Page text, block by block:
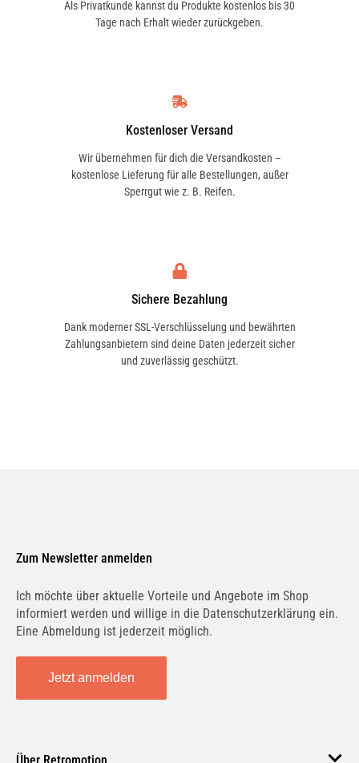
Als Privatkunde kannst du Produkte kostenlos bis 30
Tage nach Erhalt wieder zurückgeben.
Kostenloser Versand
Wir übernehmen für dich die Versandkosten –
kostenlose Lieferung für alle Bestellungen, außer
Sperrgut wie z. B. Reifen.
Sichere Bezahlung
Dank moderner SSL-Verschlüsselung und bewährten
Zahlungsanbietern sind deine Daten jederzeit sicher
und zuverlässig geschützt.
Zum Newsletter anmelden
Ich möchte über aktuelle Vorteile und Angebote im Shop
informiert werden und willige in die Datenschutzerklärung ein.
Eine Abmeldung ist jederzeit möglich.
Jetzt anmelden